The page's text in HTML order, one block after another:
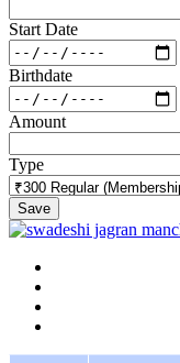
Start Date
Birthdate
Amount
Type
Save